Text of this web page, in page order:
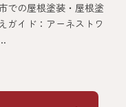
での屋根塗装・屋根塗
ガイド：アーネストワ